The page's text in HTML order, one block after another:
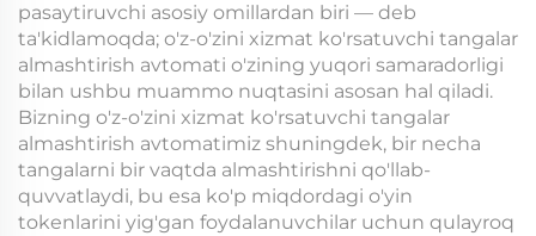
pasaytiruvchi asosiy omillardan biri — deb
ta'kidlamoqda; o'z-o'zini xizmat ko'rsatuvchi tangalar
almashtirish avtomati o'zining yuqori samaradorligi
bilan ushbu muammo nuqtasini asosan hal qiladi.
Bizning o'z-o'zini xizmat ko'rsatuvchi tangalar
almashtirish avtomatimiz shuningdek, bir necha
tangalarni bir vaqtda almashtirishni qo'llab-
quvvatlaydi, bu esa ko'p miqdordagi o'yin
tokenlarini yig'gan foydalanuvchilar uchun qulayroq